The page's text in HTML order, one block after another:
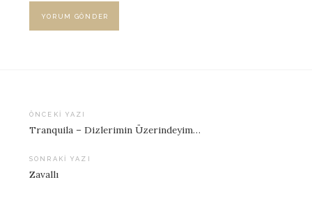
Yazı
dolaşımı
ÖNCEKI YAZI
Tranquila – Dizlerimin Üzerindeyim…
SONRAKI YAZI
Zavallı